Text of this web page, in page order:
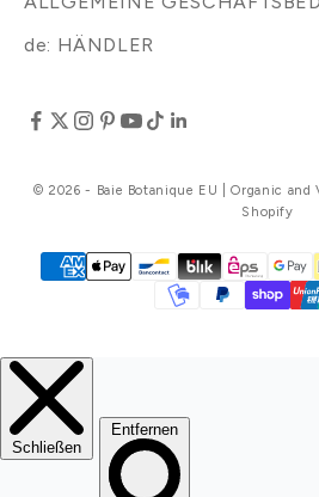
de: HÄNDLER
© 2026 - Baie Botanique EU | Organic and
Shopify